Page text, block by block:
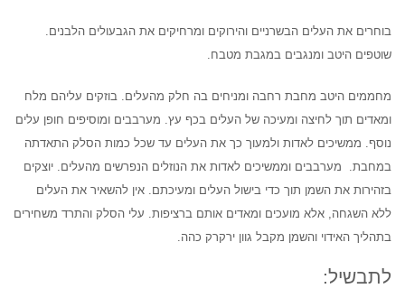
בוחרים את העלים הבשרניים והירוקים ומרחיקים את הגבעולים הלבנים.
שוטפים היטב ומנגבים במגבת מטבח.
מחממים היטב מחבת רחבה ומניחים בה חלק מהעלים. בוזקים עליהם מלח
ומאדים תוך לחיצה ומעיכה של העלים בכף עץ. מערבבים ומוסיפים חופן עלים
נוסף. ממשיכים לאדות ולמעוך כך את העלים עד שכל כמות הסלק התאדתה
במחבת. מערבבים וממשיכים לאדות את הנוזלים הנפרשים מהעלים. יוצקים
בזהירות את השמן תוך כדי בישול העלים ומעיכתם. אין להשאיר את העלים
ללא השגחה, אלא מועכים ומאדים אותם ברציפות. עלי הסלק והתרד משחירים
בתהליך האידוי והשמן מקבל גוון ירקרק כהה.
לתבשיל: